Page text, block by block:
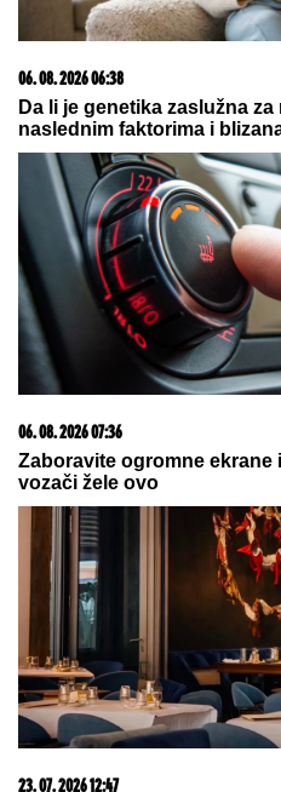
DNEVNI HOROSKOP ZA
Ovan ima finansijske a
Rak i Jarac u sukobu sa
OVO JE 10
OSTRVA:
SVI
TERZE U
oglasio:
dečkom,